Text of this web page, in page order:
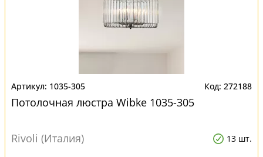
1035-305 272188
Потолочная люстра Wibke 1035-305
Rivoli (Италия) 13 шт.